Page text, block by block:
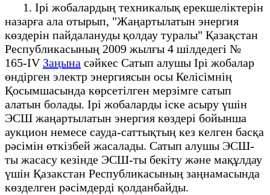
1. Ірі жобалардың техникалық ерекшеліктерін
назарға ала отырып, "Жаңартылатын энергия
көздерін пайдалануды қолдау туралы" Қазақстан
Республикасының 2009 жылғы 4 шілдедегі №
165-IV Заңына сәйкес Сатып алушы Ірі жобалар
өндірген электр энергиясын осы Келісімнің
Қосымшасында көрсетілген мерзімге сатып
алатын болады. Ірі жобаларды іске асыру үшін
ЭСШ жаңартылатын энергия көздері бойынша
аукцион немесе сауда-саттықтың кез келген басқа
рәсімін өткізбей жасалады. Сатып алушы ЭСШ-
ты жасасу кезінде ЭСШ-ты бекіту және мақұлдау
үшін Қазакстан Республикасының заңнамасында
көзделген рәсімдерді қолданбайды.